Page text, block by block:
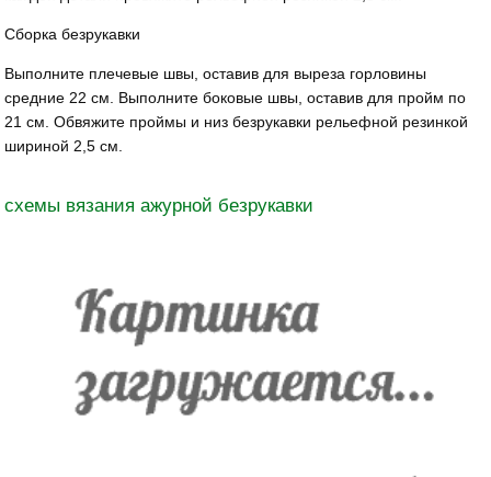
Сборка безрукавки
Выполните плечевые швы, оставив для выреза горловины
средние 22 см. Выполните боковые швы, оставив для пройм по
21 см. Обвяжите проймы и низ безрукавки рельефной резинкой
шириной 2,5 см.
схемы вязания ажурной безрукавки